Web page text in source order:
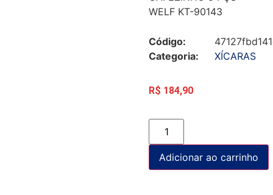
WELF KT-90143
Código:
Categoria:
XÍCARAS
R$ 184,90
Adicionar ao carrinho